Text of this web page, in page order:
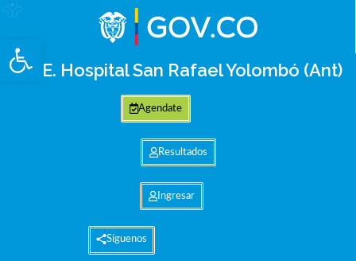
Abrir barra de herramientas
E.S.E. Hospital San Rafael Yolombó (Ant)
Agendate
Resultados
Ingresar
Síguenos